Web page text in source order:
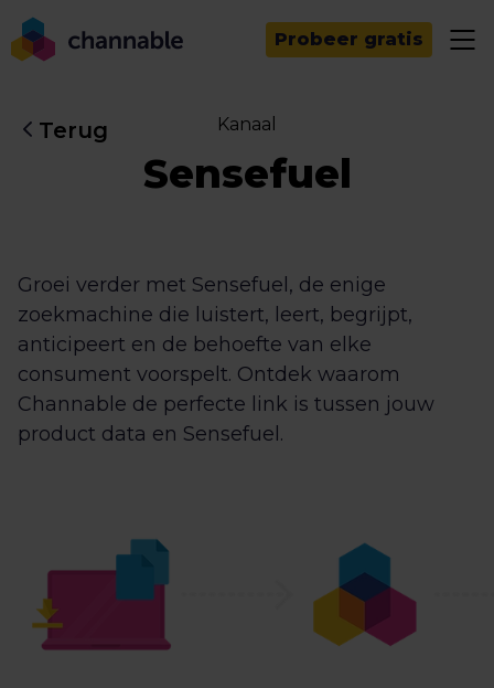
Probeer gratis
Terug Kanaal
Sensefuel
Groei verder met Sensefuel, de enige
zoekmachine die luistert, leert, begrijpt,
anticipeert en de behoefte van elke
consument voorspelt. Ontdek waarom
Channable de perfecte link is tussen jouw
product data en Sensefuel.